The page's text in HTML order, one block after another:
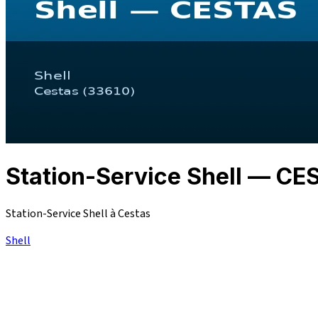
Station-Service Shell —
Station-Service Shell à Cestas
Shell